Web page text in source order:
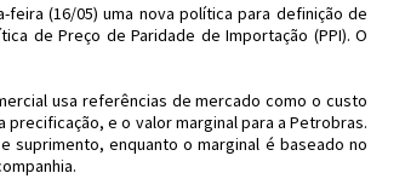
feira (16/05) uma nova política para definição de
de Preço de Paridade de Importação (PPI). O
usa referências de mercado como o custo
e o valor marginal para a Petrobras.
suprimento, enquanto o marginal é baseado no